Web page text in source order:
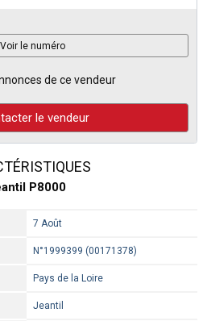
Voir le numéro
de ce vendeur
le vendeur
P8000
7 Août
N°1999399 (00171378)
Pays de la Loire
Jeantil